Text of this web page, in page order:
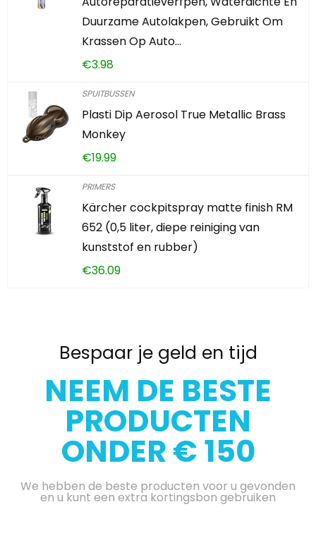
Duurzame Autolakpen, Gebruikt Om
Krassen Op Auto…
€3.98
SPUITBUSSEN
Plasti Dip Aerosol True Metallic Brass
Monkey
€19.99
PRIMERS
Kärcher cockpitspray matte finish RM
652 (0,5 liter, diepe reiniging van
kunststof en rubber)
€36.09
Bespaar je geld en tijd
NEEM DE BESTE
PRODUCTEN
ONDER € 150
We hebben de beste producten voor u gevonden
en u kunt een extra kortingsbon gebruiken